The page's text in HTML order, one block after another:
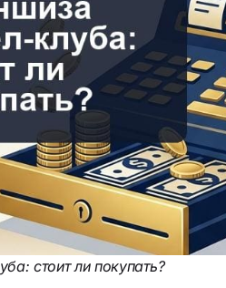
стоит ли покупать?